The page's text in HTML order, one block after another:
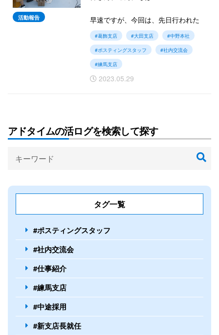
活動報告
早速ですが、今回は、先日行われた
「配布員さんとの交流会」をご紹介
します。初めて配布員さん同士や社
員との顔合わせに「どんな人なんだ
ろう？」「意外な共通点を発見！」
などドキドキとワクワクが止まらな
い雰囲気で終始、盛り上がりまし
でしょうか？…一部始終を公開しま
す！
#葛飾支店 #大田支店 #中野本社
#ポスティングスタッフ #社内交流会
#練馬支店
2023.05.29
アドタイムの活ログを検索して探す
タグ一覧
#ポスティングスタッフ
#社内交流会
#仕事紹介
#練馬支店
#中途採用
#新支店長就任